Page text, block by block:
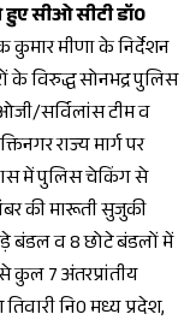
सीओ सीटी डॉ0
मीणा के निर्देशन
के विरुद्ध सोनभद्र पुलिस
सर्विलांस टीम व
राज्य मार्ग पर
में पुलिस चेकिंग से
की मारूती सुजुकी
बंडल व 8 छोटे बंडलों में
कुल 7 अंतरप्रांतीय
नि0 मध्य प्रदेश,